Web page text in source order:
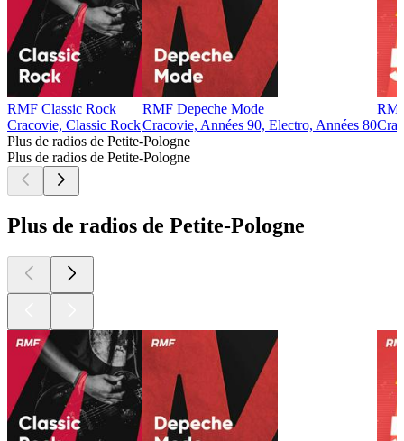
RMF Classic Rock
Cracovie, Classic Rock
RMF Depeche Mode
Cracovie, Années 90, Electro, Années 80
Plus de radios de Petite-Pologne
Plus de radios de Petite-Pologne
Plus de radios de Petite-Pologne